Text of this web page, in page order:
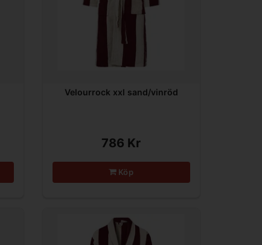
Velourrock xxl sand/vinröd
786 Kr
Köp